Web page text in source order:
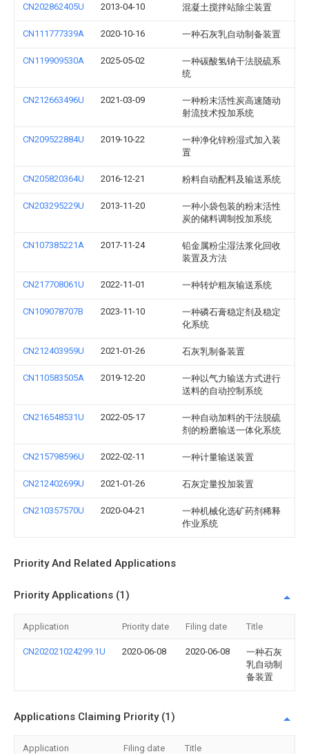
CN202862405U 2013-04-10 混凝土搅拌站除尘装置
CN111777339A 2020-10-16 一种石灰乳自动制备装置
CN119909530A 2025-05-02
一种碳酸氢钠干法脱硫系
统
CN212663496U 2021-03-09
一种粉末活性炭高速随动
射流技术投加系统
CN209522884U 2019-10-22
一种净化锌粉湿式加入装
置
CN205820364U 2016-12-21 粉料自动配料及输送系统
CN203295229U 2013-11-20
一种小袋包装的粉末活性
炭的储料调制投加系统
CN107385221A 2017-11-24
铅金属粉尘湿法浆化回收
装置及方法
CN217708061U 2022-11-01 一种转炉粗灰输送系统
CN109078707B 2023-11-10
一种磷石膏稳定剂及稳定
化系统
CN212403959U 2021-01-26 石灰乳制备装置
CN110583505A 2019-12-20
一种以气力输送方式进行
送料的自动控制系统
CN216548531U 2022-05-17
一种自动加料的干法脱硫
剂的粉磨输送一体化系统
CN215798596U 2022-02-11 一种计量输送装置
CN212402699U 2021-01-26 石灰定量投加装置
CN210357570U 2020-04-21
一种机械化选矿药剂稀释
作业系统
Priority And Related Applications
Priority Applications (1)
Application Priority date Filing date Title
CN202021024299.1U 2020-06-08 2020-06-08
一种石灰
乳自动制
备装置
Applications Claiming Priority (1)
Application Filing date Title